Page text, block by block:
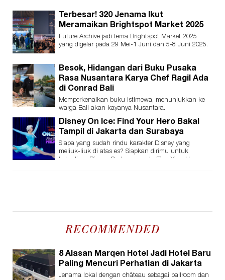
Terbesar! 320 Jenama Ikut
Meramaikan Brightspot Market 2025
Future Archive jadi tema Brightspot Market 2025
yang digelar pada 29 Mei-1 Juni dan 5-8 Juni 2025.
Besok, Hidangan dari Buku Pusaka
Rasa Nusantara Karya Chef Ragil Ada
di Conrad Bali
Memperkenalkan buku istimewa, menunjukkan ke
warga Bali akan kayanya Nusantara.
Disney On Ice: Find Your Hero Bakal
Tampil di Jakarta dan Surabaya
Siapa yang sudah rindu karakter Disney yang
meliuk-liuk di atas es? Siapkan dirimu untuk
RECOMMENDED
8 Alasan Marqen Hotel Jadi Hotel Baru
Paling Mencuri Perhatian di Jakarta
Jenama lokal dengan château sebagai ballroom dan